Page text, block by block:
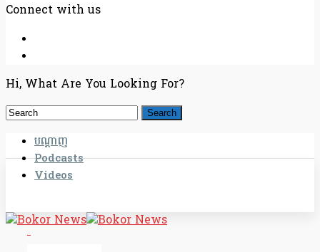
Connect with us
Hi, What Are You Looking For?
បណ្តាញ
Podcasts
Videos